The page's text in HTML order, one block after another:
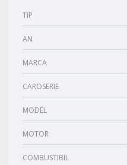
TIP
AN
MARCA
CAROSERIE
MODEL
MOTOR
COMBUSTIBIL